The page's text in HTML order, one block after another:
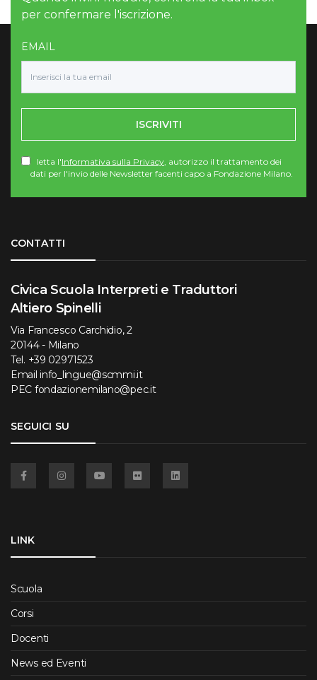
per confermare l'iscrizione.
EMAIL
ISCRIVITI
letta l'Informativa sulla Privacy , autorizzo il trattamento dei
dati per l'invio delle Newsletter facenti capo a Fondazione Milano.
CONTATTI
Civica Scuola Interpreti e Traduttori
Altiero Spinelli
Via Francesco Carchidio, 2
20144 - Milano
Tel. +39 02971523
Email info_lingue@scmmi.it
PEC fondazionemilano@pec.it
SEGUICI SU
LINK
Scuola
Corsi
Docenti
News ed Eventi